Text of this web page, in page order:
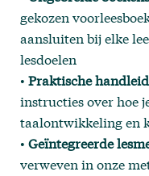
gekozen
aansluiten bij elke
lesdoelen
• Praktische
instructies over hoe
taalontwikkeling en
• Geïntegreerde
verweven in onze